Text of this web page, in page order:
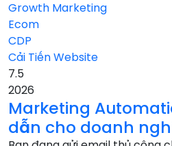
Growth Marketing
Ecom
CDP
Cải Tiến Website
7.5
2026
Marketing
dẫn cho doanh